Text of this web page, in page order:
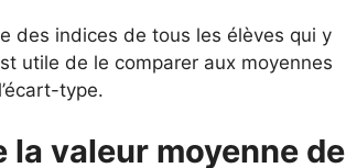
des indices de tous les élèves qui y
utile de le comparer aux moyennes
type.
valeur moyenne de